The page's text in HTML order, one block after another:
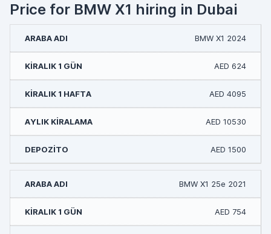
Price for BMW X1 hiring in Dubai
BMW X1 2024
AED 624
AED 4095
AED 10530
AED 1500
BMW X1 25e 2021
AED 754